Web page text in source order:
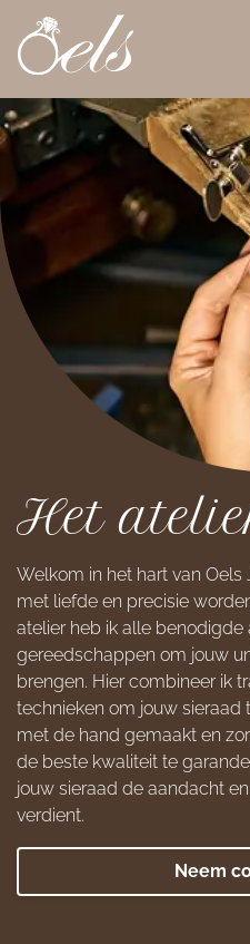
overslaan
Het
Welkom in het hart van
met liefde en precisie
atelier heb ik alle benodigde
gereedschappen om jouw
brengen. Hier combineer ik
technieken om jouw sieraad
met de hand gemaakt en
de beste kwaliteit te
jouw sieraad de aandacht
verdient.
Neem